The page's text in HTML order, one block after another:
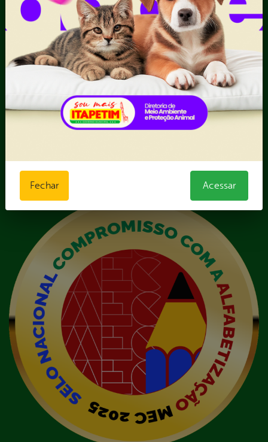
Registro de Fornecedor -
Forma direta
III - Anexo III - Planilha
Orçamentária das Rotas
IV - Rotas georreferenciadas
em execução
Licitações
Termos Aditivos
V - Boletins de medição,
próprios, contendo
Fechar Acessar